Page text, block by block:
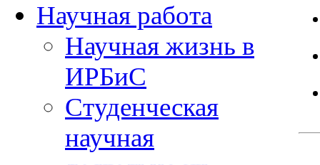
Научная работа
Научная жизнь в
ИРБиС
Студенческая
научная